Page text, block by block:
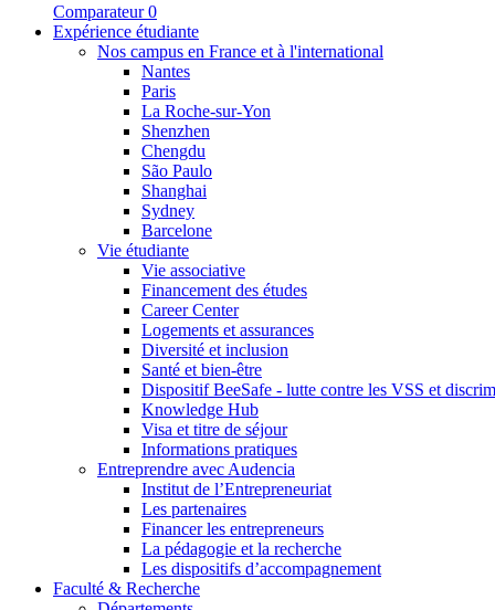
Comparateur 0
Expérience étudiante
Nos campus en France et à l'international
Nantes
Paris
La Roche-sur-Yon
Shenzhen
Chengdu
São Paulo
Shanghai
Sydney
Barcelone
Vie étudiante
Vie associative
Financement des études
Career Center
Logements et assurances
Diversité et inclusion
Santé et bien-être
Dispositif BeeSafe - lutte contre les VSS et
Knowledge Hub
Visa et titre de séjour
Informations pratiques
Entreprendre avec Audencia
Institut de l’Entrepreneuriat
Les partenaires
Financer les entrepreneurs
La pédagogie et la recherche
Les dispositifs d’accompagnement
Faculté & Recherche